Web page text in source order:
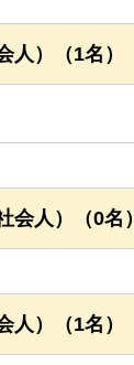
人）（1名）
会人）（0名）
人）（1名）